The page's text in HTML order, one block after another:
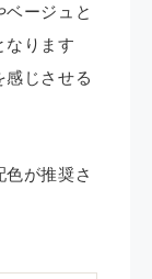
ージュと
なります
じさせる
が推奨さ